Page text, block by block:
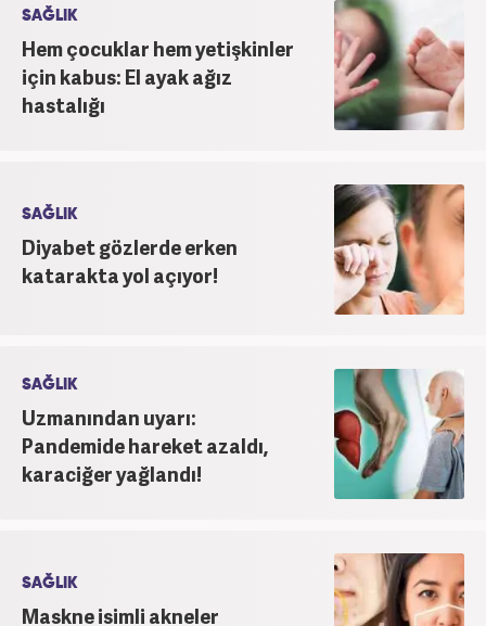
SAĞLIK
Hem çocuklar hem yetişkinler
için kabus: El ayak ağız
hastalığı
SAĞLIK
Diyabet gözlerde erken
katarakta yol açıyor!
SAĞLIK
Uzmanından uyarı:
Pandemide hareket azaldı,
karaciğer yağlandı!
SAĞLIK
Maskne isimli akneler